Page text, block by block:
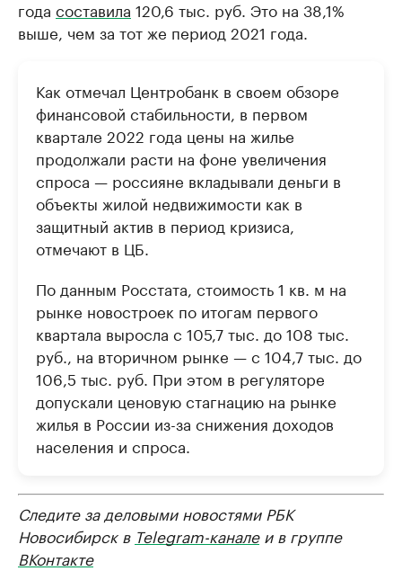
года составила 120,6 тыс. руб. Это на 38,1%
выше, чем за тот же период 2021 года.
Как отмечал Центробанк в своем обзоре
финансовой стабильности, в первом
квартале 2022 года цены на жилье
продолжали расти на фоне увеличения
спроса — россияне вкладывали деньги в
объекты жилой недвижимости как в
защитный актив в период кризиса,
отмечают в ЦБ.
По данным Росстата, стоимость 1 кв. м на
рынке новостроек по итогам первого
квартала выросла с 105,7 тыс. до 108 тыс.
руб., на вторичном рынке — с 104,7 тыс. до
106,5 тыс. руб. При этом в регуляторе
допускали ценовую стагнацию на рынке
жилья в России из-за снижения доходов
населения и спроса.
Следите за деловыми новостями РБК
Новосибирск в Telegram-каналеи в группе
ВКонтакте